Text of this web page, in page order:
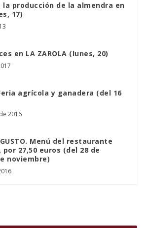
la producción de la almendra en
17)
en LA ZAROLA (lunes, 20)
agrícola y ganadera (del 16
2016
GUSTO. Menú del restaurante
por 27,50 euros (del 28 de
noviembre)